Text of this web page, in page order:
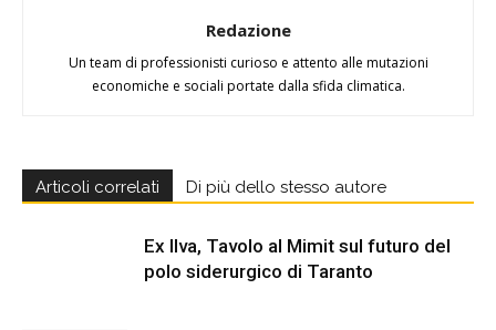
Redazione
Un team di professionisti curioso e attento alle mutazioni
economiche e sociali portate dalla sfida climatica.
Articoli correlati Di più dello stesso autore
Ex Ilva, Tavolo al Mimit sul futuro del
polo siderurgico di Taranto